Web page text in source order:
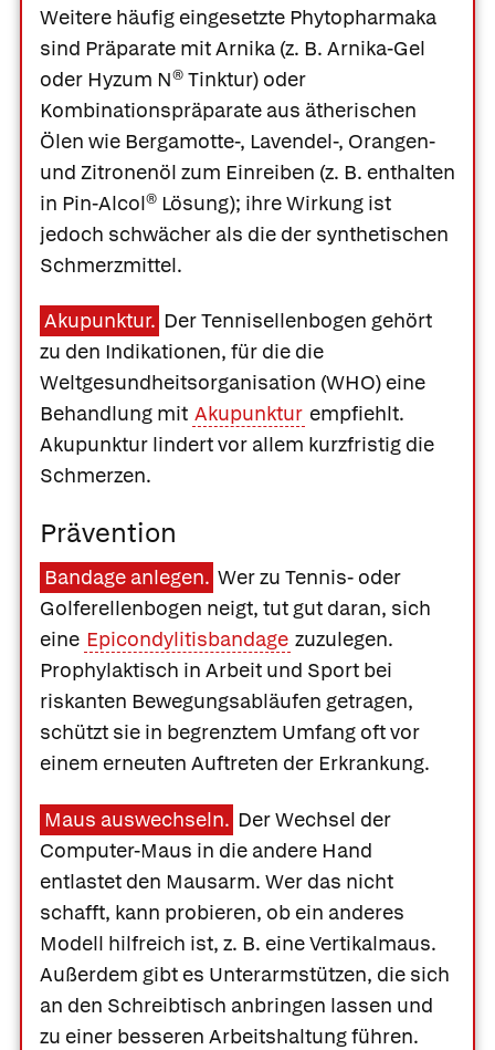
Weitere häufig eingesetzte Phytopharmaka
sind Präparate mitArnika (z. B. Arnika-Gel
oder Hyzum N® Tinktur) oder
Kombinationspräparate aus ätherischen
Ölen wie Bergamotte-, Lavendel-, Orangen-
und Zitronenöl zum Einreiben (z. B. enthalten
in Pin-Alcol® Lösung); ihre Wirkung ist
jedoch schwächer als die der synthetischen
Schmerzmittel.
Akupunktur. Der Tennisellenbogen gehört
zu den Indikationen, für die die
Weltgesundheitsorganisation (WHO) eine
Behandlung mit Akupunktur empfiehlt.
Akupunktur lindert vor allem kurzfristig die
Schmerzen.
Prävention
Bandage anlegen. Wer zu Tennis- oder
Golferellenbogen neigt, tut gut daran, sich
eine Epicondylitisbandage zuzulegen.
Prophylaktisch in Arbeit und Sport bei
riskanten Bewegungsabläufen getragen,
schützt sie in begrenztem Umfang oft vor
einem erneuten Auftreten der Erkrankung.
Maus auswechseln. Der Wechsel der
Computer-Maus in die andere Hand
entlastet den Mausarm. Wer das nicht
schafft, kann probieren, ob ein anderes
Modell hilfreich ist, z. B. eine Vertikalmaus.
Außerdem gibt es Unterarmstützen, die sich
an den Schreibtisch anbringen lassen und
zu einer besseren Arbeitshaltung führen.